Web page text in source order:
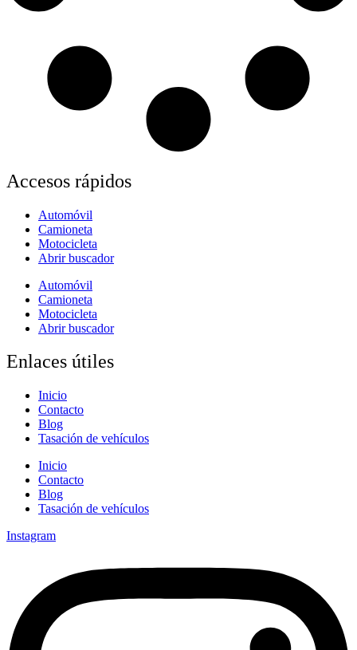
Accesos rápidos
Automóvil
Camioneta
Motocicleta
Abrir buscador
Automóvil
Camioneta
Motocicleta
Abrir buscador
Enlaces útiles
Inicio
Contacto
Blog
Tasación de vehículos
Inicio
Contacto
Blog
Tasación de vehículos
Instagram